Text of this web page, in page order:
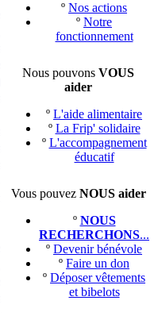
º Nos actions
º Notre
fonctionnement
Nous pouvons VOUS
aider
º L'aide alimentaire
º La Frip' solidaire
º L'accompagnement
éducatif
Vous pouvez NOUS aider
º NOUS
RECHERCHONS...
º Devenir bénévole
º Faire un don
º Déposer vêtements
et bibelots